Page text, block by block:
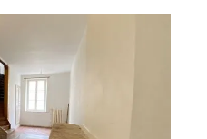
louer